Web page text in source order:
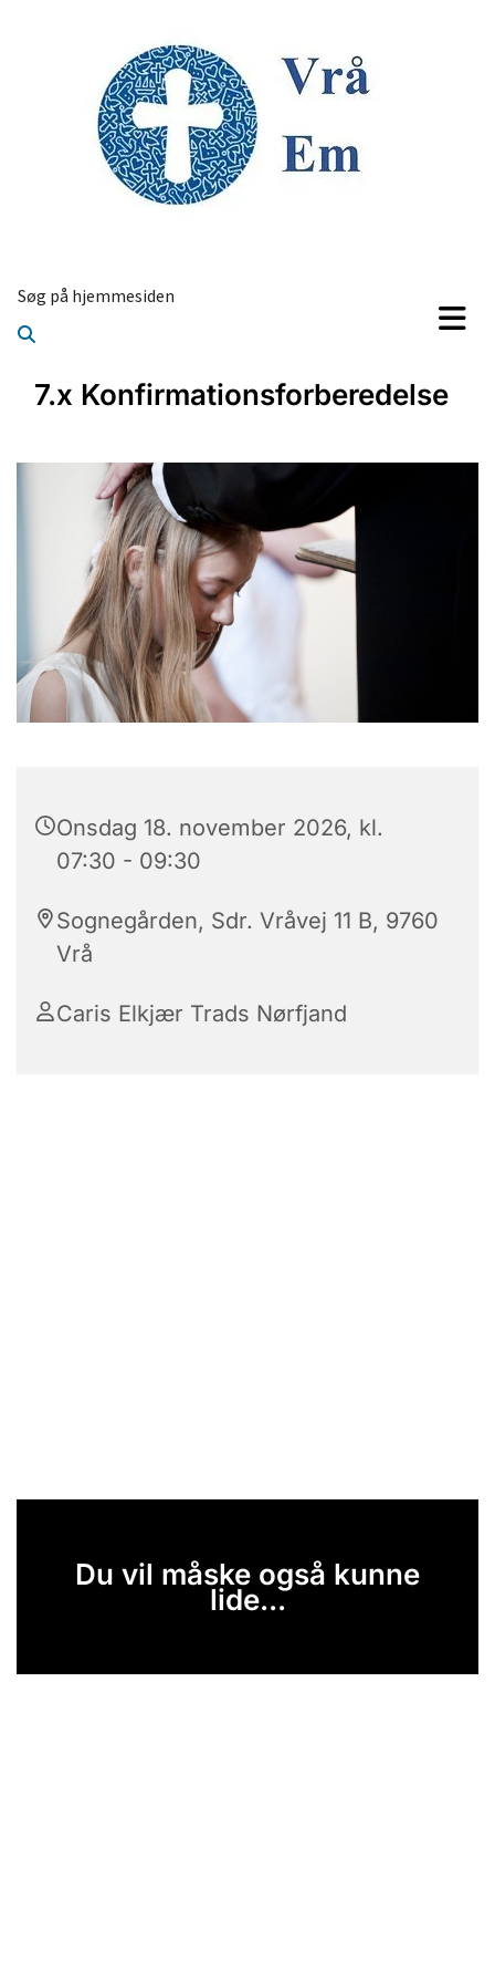
Søg på hjemmesiden
7.x Konfirmationsforberedelse
Onsdag 18. november 2026, kl.
07:30 - 09:30
Sognegården, Sdr. Vråvej 11 B, 9760
Vrå
Caris Elkjær Trads Nørfjand
Du vil måske også kunne
lide...